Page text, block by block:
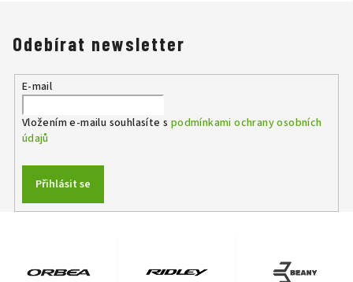
Odebírat newsletter
E-mail
Vložením e-mailu souhlasíte s podmínkami ochrany osobních
údajů
Přihlásit se